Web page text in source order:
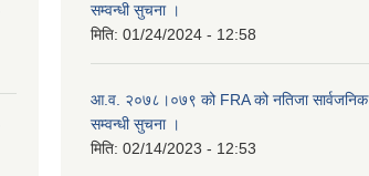
सम्वन्धी सुचना ।
मिति: 01/24/2024 - 12:58
आ.व. २०७८।०७९ को FRA को नतिजा सार्वजनिक
सम्वन्धी सुचना ।
मिति: 02/14/2023 - 12:53